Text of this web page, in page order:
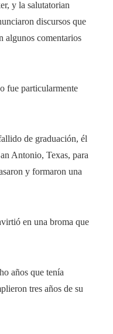
y la salutatorian
discursos que
algunos comentarios
fue particularmente
de graduación, él
Antonio, Texas, para
y formaron una
en una broma que
años que tenía
tres años de su